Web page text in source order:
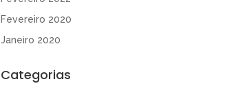
Fevereiro 2020
Janeiro 2020
Categorias